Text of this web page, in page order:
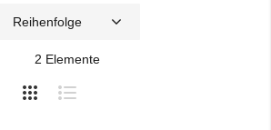
2 Elemente